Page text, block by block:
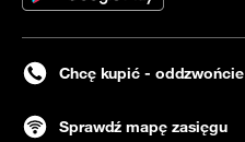
Chcę kupić - oddzwońcie
Sprawdź mapę zasięgu